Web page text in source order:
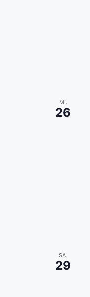
MI.
26
SA.
29